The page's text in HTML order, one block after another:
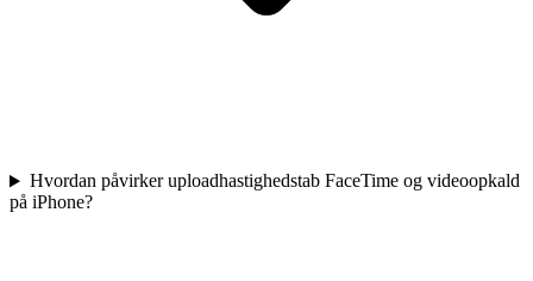
Hvordan påvirker uploadhastighedstab FaceTime og videoopkald
på iPhone?